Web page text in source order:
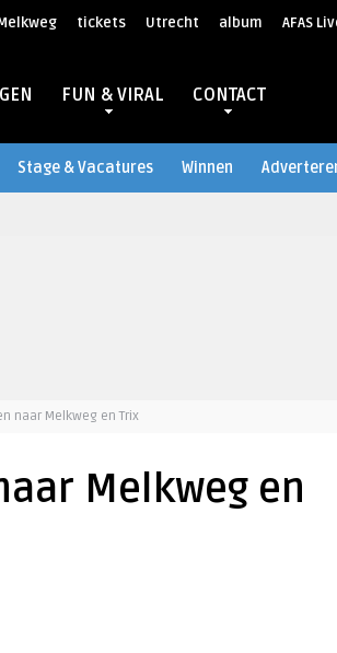
tickets Utrecht album AFAS
FUN & VIRAL CONTACT
Stage & Vacatures Winnen
naar Melkweg en Trix
Melkweg en